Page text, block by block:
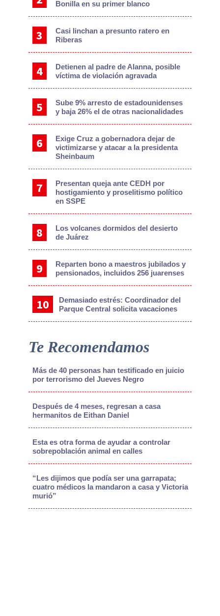
Bonilla en su primer blanco
Casi linchan a presunto ratero en
Riberas
Detienen al padre de Alanna, posible
víctima de violación agravada
Sube 9% arresto de estadounidenses
y baja 26% el de otras nacionalidades
Exige Cruz a gobernadora dejar de
victimizarse y atacar a la presidenta
Sheinbaum
Presentan queja ante CEDH por
hostigamiento y proselitismo político
en SSPE
Los volcanes dormidos del desierto
de Juárez
Reparten bono a maestros jubilados y
pensionados, incluidos 256 juarenses
Demasiado estrés: Coordinador del
Parque Central solicita vacaciones
Te Recomendamos
Más de 40 personas han testificado en juicio
por terrorismo del Jueves Negro
Después de 4 meses, regresan a casa
hermanitos de Eithan Daniel
Esta es otra forma de ayudar a controlar
sobrepoblación animal en calles
“Les dijimos que podía ser una garrapata;
cuatro médicos la mandaron a casa y Victoria
murió”